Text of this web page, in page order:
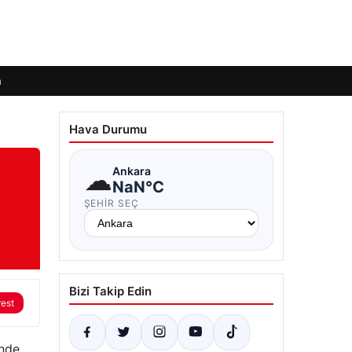
Hava Durumu
☁Ankara
NaN°C
ŞEHIR SEÇ
Bizi Takip Edin